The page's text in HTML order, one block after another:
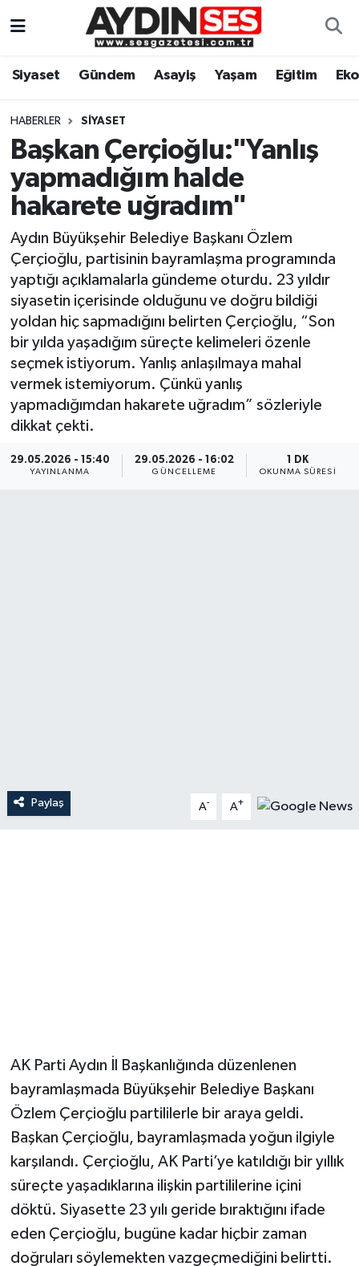
Siyaset Gündem Asayiş Yaşam Eğitim
HABERLER SIYASET
Başkan Çerçioğlu:"Yanlış
yapmadığım halde
hakarete uğradım"
Aydın Büyükşehir Belediye Başkanı Özlem
Çerçioğlu, partisinin bayramlaşma programında
yaptığı açıklamalarla gündeme oturdu. 23 yıldır
siyasetin içerisinde olduğunu ve doğru bildiği
yoldan hiç sapmadığını belirten Çerçioğlu, “Son
bir yılda yaşadığım süreçte kelimeleri özenle
seçmek istiyorum. Yanlış anlaşılmaya mahal
vermek istemiyorum. Çünkü yanlış
yapmadığımdan hakarete uğradım” sözleriyle
dikkat çekti.
29.05.2026 - 15:40
YAYINLANMA
29.05.2026 - 16:02
GÜNCELLEME
1 DK
OKUNMA SÜRESI
Paylaş A- A+
AK Parti Aydın İl Başkanlığında düzenlenen
bayramlaşmada Büyükşehir Belediye Başkanı
Özlem Çerçioğlu partililerle bir araya geldi.
Başkan Çerçioğlu, bayramlaşmada yoğun ilgiyle
karşılandı. Çerçioğlu, AK Parti’ye katıldığı bir yıllık
süreçte yaşadıklarına ilişkin partililerine içini
döktü. Siyasette 23 yılı geride bıraktığını ifade
eden Çerçioğlu, bugüne kadar hiçbir zaman
doğruları söylemekten vazgeçmediğini belirtti.
Gündem
Siyaset
Ekonomi
Eğitim
Kültür Sanat
Spor
Aydın Hava Durumu
Aydin Namaz Vakitleri
Aydın Trafik Yoğunluk Haritası
Süper Lig Puan Durumu ve Fikstür
Tüm Manşetler
Son Dakika Haberleri
Haber Arşivi